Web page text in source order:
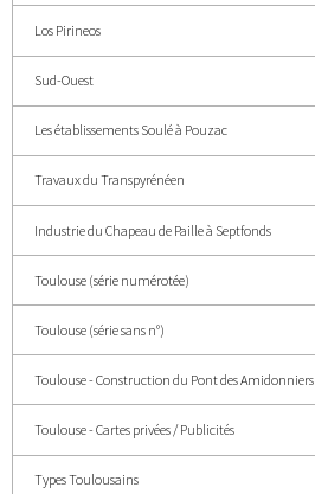
Los Pirineos
Sud-Ouest
Les établissements Soulé à Pouzac
Travaux du Transpyrénéen
Industrie du Chapeau de Paille à Septfonds
Toulouse (série numérotée)
Toulouse (série sans n°)
Toulouse - Construction du Pont des Amidonniers
Toulouse - Cartes privées / Publicités
Types Toulousains